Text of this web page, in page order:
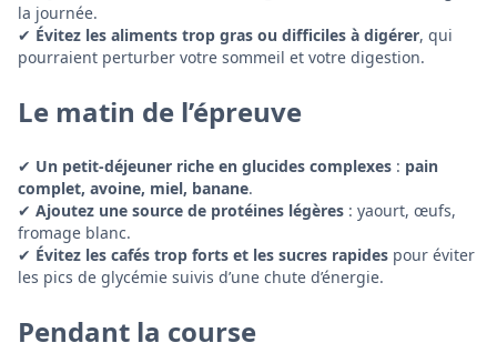
la journée.
✔ Évitez les aliments trop gras ou difficiles à digérer, qui
pourraient perturber votre sommeil et votre digestion.
Le matin de l’épreuve
✔ Un petit-déjeuner riche en glucides complexes : pain
complet, avoine, miel, banane.
✔ Ajoutez une source de protéines légères : yaourt, œufs,
fromage blanc.
✔ Évitez les cafés trop forts et les sucres rapides pour éviter
les pics de glycémie suivis d’une chute d’énergie.
Pendant la course